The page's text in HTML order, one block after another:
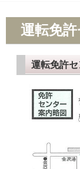
運転免
運転免許